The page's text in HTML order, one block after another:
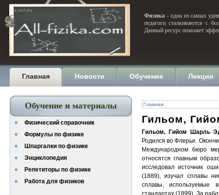
Физика - одна из самых
педагоги сталкиваются с
Данный ресурс поможет
Главная Новости Обучение Лекции
Обучение и материалы
Физический справочник
Формулы по физике
Шпаргалки по физике
Энциклопедия
Репетиторы по физике
Работа для физиков
Главная
Гильом,
Гильом, Гийом Шарль
Родился во Флерье.
Международном бюро
относятся главным
исследовал источник
(1889), изучал сплавы
сплавы, используемые
стандартах (1899). За